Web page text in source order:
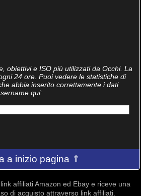
obiettivi e ISO più utilizzati da Occhi. La
24 ore. Puoi vedere le statistiche di
abbia inserito correttamente i dati
qui:
a inizio pagina ⇑
affiliati Amazon ed Ebay e riceve una
di acquisto attraverso link affiliati.